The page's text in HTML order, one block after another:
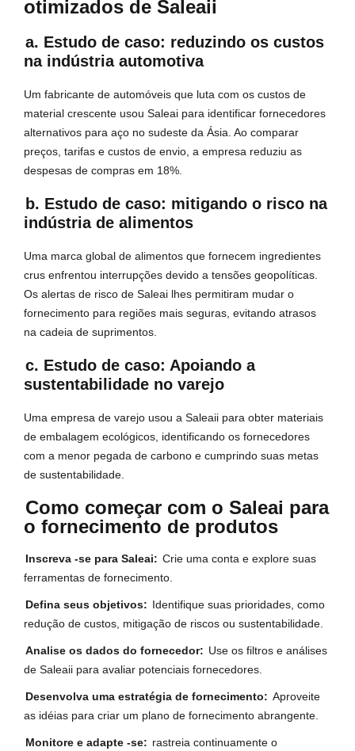
otimizados de Saleaii
a. Estudo de caso: reduzindo os custos
na indústria automotiva
Um fabricante de automóveis que luta com os custos de
material crescente usou Saleai para identificar fornecedores
alternativos para aço no sudeste da Ásia. Ao comparar
preços, tarifas e custos de envio, a empresa reduziu as
despesas de compras em 18%.
b. Estudo de caso: mitigando o risco na
indústria de alimentos
Uma marca global de alimentos que fornecem ingredientes
crus enfrentou interrupções devido a tensões geopolíticas.
Os alertas de risco de Saleai lhes permitiram mudar o
fornecimento para regiões mais seguras, evitando atrasos
na cadeia de suprimentos.
c. Estudo de caso: Apoiando a
sustentabilidade no varejo
Uma empresa de varejo usou a Saleaii para obter materiais
de embalagem ecológicos, identificando os fornecedores
com a menor pegada de carbono e cumprindo suas metas
de sustentabilidade.
Como começar com o Saleai para
o fornecimento de produtos
Inscreva -se para Saleai: Crie uma conta e explore suas
ferramentas de fornecimento.
Defina seus objetivos: Identifique suas prioridades, como
redução de custos, mitigação de riscos ou sustentabilidade.
Analise os dados do fornecedor: Use os filtros e análises
de Saleaii para avaliar potenciais fornecedores.
Desenvolva uma estratégia de fornecimento: Aproveite
as idéias para criar um plano de fornecimento abrangente.
Monitore e adapte -se: rastreia continuamente o